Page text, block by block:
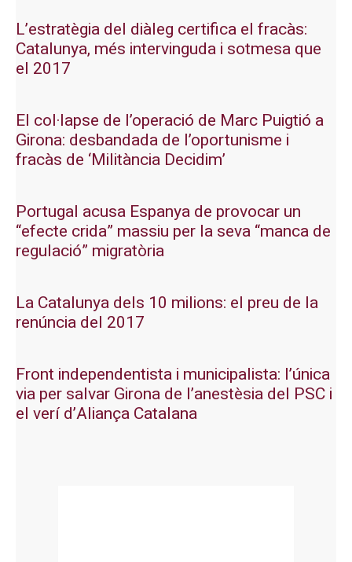
L’estratègia del diàleg certifica el fracàs:
Catalunya, més intervinguda i sotmesa que
el 2017
El col·lapse de l’operació de Marc Puigtió a
Girona: desbandada de l’oportunisme i
fracàs de ‘Militància Decidim’
Portugal acusa Espanya de provocar un
“efecte crida” massiu per la seva “manca de
regulació” migratòria
La Catalunya dels 10 milions: el preu de la
renúncia del 2017
Front independentista i municipalista: l’única
via per salvar Girona de l’anestèsia del PSC i
el verí d’Aliança Catalana